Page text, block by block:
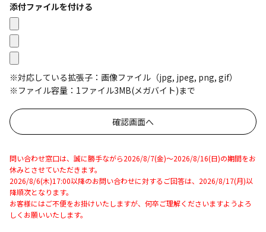
添付ファイルを付ける
※対応している拡張子：画像ファイル（jpg, jpeg, png, gif）
※ファイル容量：1ファイル3MB(メガバイト)まで
問い合わせ窓口は、誠に勝手ながら2026/8/7(金)～2026/8/16(日)の期間をお
休みとさせていただきます。
2026/8/6(木)17:00以降のお問い合わせに対するご回答は、2026/8/17(月)以
降順次となります。
お客様にはご不便をお掛けいたしますが、何卒ご理解くださいますようよろ
しくお願いいたします。